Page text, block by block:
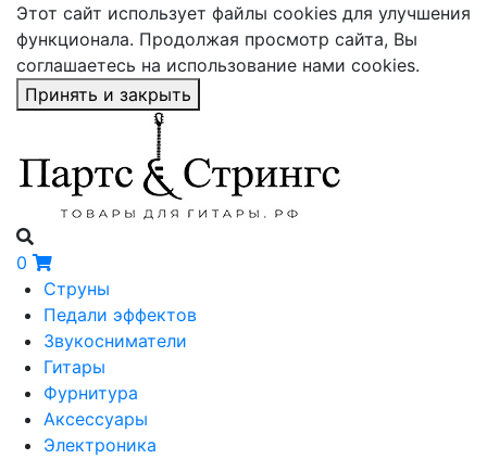
Этот сайт использует файлы cookies для улучшения
функционала. Продолжая просмотр сайта, Вы
соглашаетесь на использование нами cookies.
Принять и закрыть
0
Струны
Педали эффектов
Звукосниматели
Гитары
Фурнитура
Аксессуары
Электроника